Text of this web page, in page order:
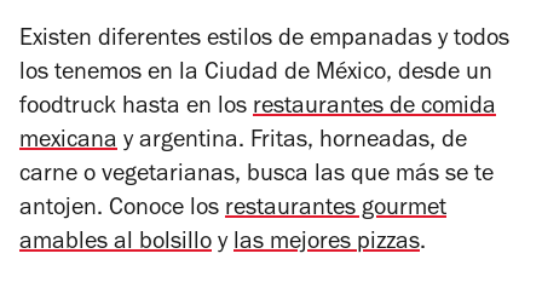
Existen diferentes estilos de empanadas y todos
los tenemos en la Ciudad de México, desde un
foodtruck hasta en los restaurantes de comida
mexicana y argentina. Fritas, horneadas, de
carne o vegetarianas, busca las que más se te
antojen. Conoce los restaurantes gourmet
amables al bolsillo y las mejores pizzas.